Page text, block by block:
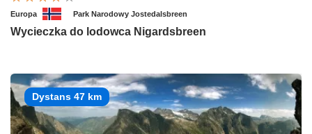
Europa Park Narodowy Jostedalsbreen
Wycieczka do lodowca Nigardsbreen
Dystans 47 km